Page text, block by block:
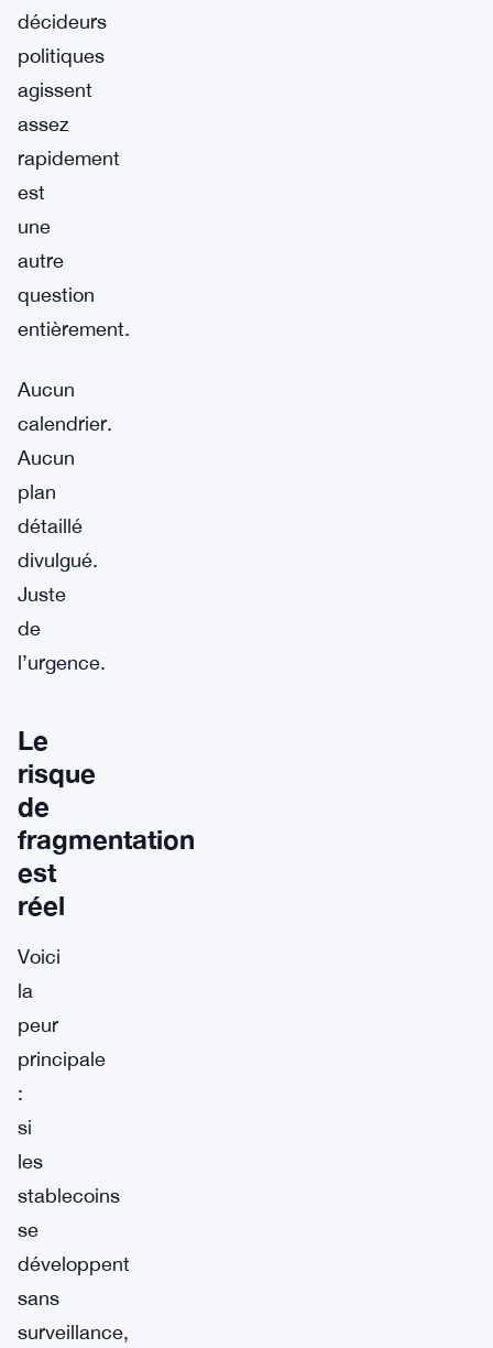
décideurs
politiques
agissent
assez
rapidement
est
une
autre
question
entièrement.
Aucun
calendrier.
Aucun
plan
détaillé
divulgué.
Juste
de
l’urgence.
Le
risque
de
fragmentation
est
réel
Voici
la
peur
principale
:
si
les
stablecoins
se
développent
sans
surveillance,